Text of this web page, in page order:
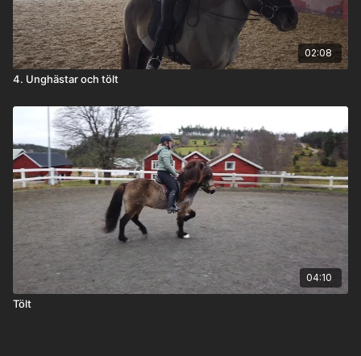
02:08
4. Unghästar och tölt
04:10
Tölt